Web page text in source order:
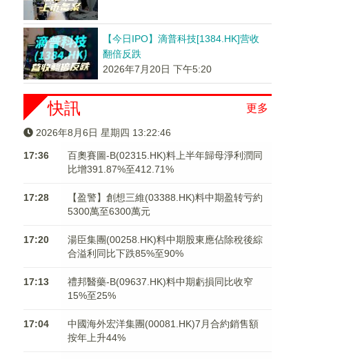
【今日IPO】滴普科技[1384.HK]营收
翻倍反跌
2026年7月20日 下午5:20
更多
快訊
2026年8月6日 星期四 13:22:46
17:36
百奧賽圖-B(02315.HK)料上半年歸母淨利潤同
比增391.87%至412.71%
17:28
【盈警】創想三維(03388.HK)料中期盈转亏約
5300萬至6300萬元
17:20
湯臣集團(00258.HK)料中期股東應佔除稅後綜
合溢利同比下跌85%至90%
17:13
禮邦醫藥-B(09637.HK)料中期虧損同比收窄
15%至25%
17:04
中國海外宏洋集團(00081.HK)7月合約銷售額
按年上升44%